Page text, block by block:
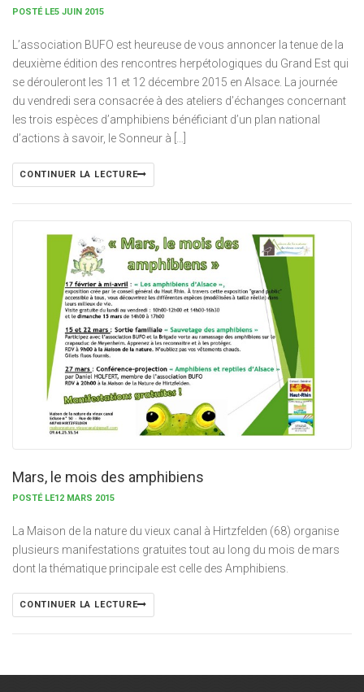
POSTÉ LE5 JUIN 2015
L’association BUFO est heureuse de vous annoncer la tenue de la
deuxième édition des rencontres herpétologiques du Grand Est qui
se dérouleront les 11 et 12 décembre 2015 en Alsace. La journée
du vendredi sera consacrée à des ateliers d’échanges concernant
les trois espèces d’amphibiens bénéficiant d’un plan national
d’actions à savoir, le Sonneur à […]
CONTINUER LA LECTURE
Mars, le mois des amphibiens
POSTÉ LE12 MARS 2015
La Maison de la nature du vieux canal à Hirtzfelden (68) organise
plusieurs manifestations gratuites tout au long du mois de mars
dont la thématique principale est celle des Amphibiens.
CONTINUER LA LECTURE